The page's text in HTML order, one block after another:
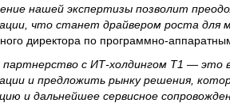
нашей экспертизы позволит
что станет драйвером роста для
директора по программно-
партнерство с ИТ-холдингом Т1 — это
и предложить рынку решения,
и дальнейшее сервисное